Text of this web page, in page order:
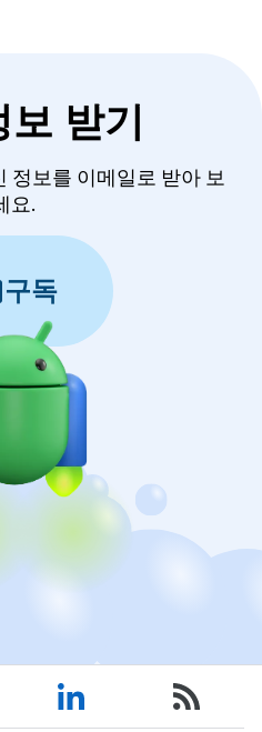
보 받기
정보를 이메일로 받아 보
요.
구독